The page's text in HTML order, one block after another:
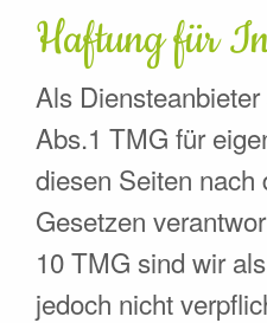
Haftung für
Als
Abs.1 TMG für
diesen Seiten nach
Gesetzen
10 TMG sind wir
jedoch nicht